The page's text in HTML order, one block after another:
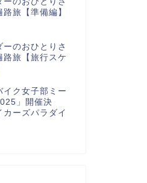
路旅【準備編】
ーのおひとりさ
路旅【旅行スケ
イク女子部ミー
」開催決
カーズパラダイ